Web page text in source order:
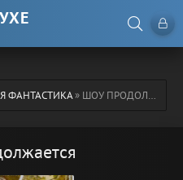
ФАНТАСТИКА» ШОУ ПРОДОЛЖАЕТСЯ